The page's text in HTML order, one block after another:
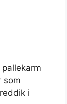
som
i